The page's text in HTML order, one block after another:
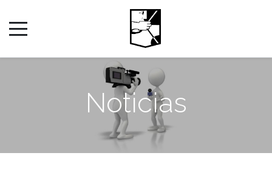
Noticias